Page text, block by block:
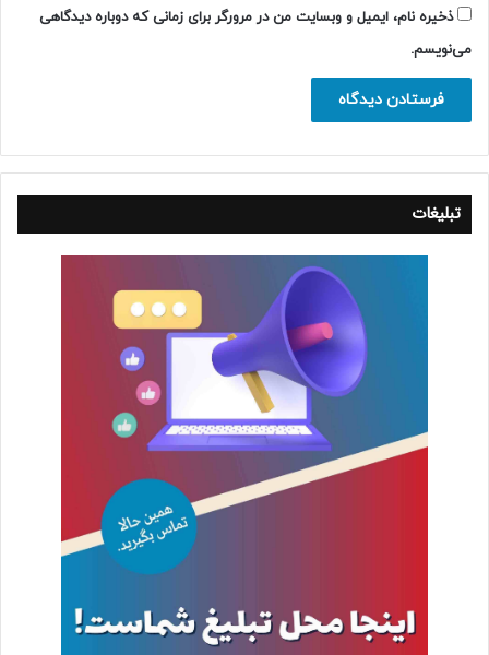
ذخیره نام، ایمیل و وبسایت من در مرورگر برای زمانی که دوباره دیدگاهی
می‌نویسم.
تبلیغات